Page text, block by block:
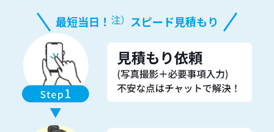
最短当日！ 注） スピード見積もり